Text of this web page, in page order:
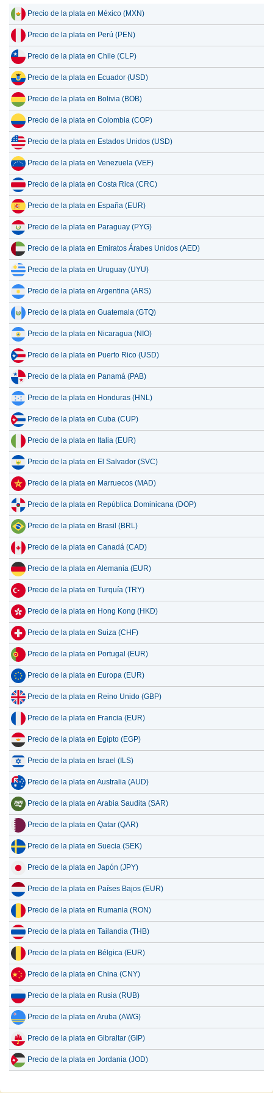
17 julio 2026 286.73
16 julio 2026 285.35
15 julio 2026 293.54
14 julio 2026 299.42
13 julio 2026 294.97
12 julio 2026 305.92
11 julio 2026 305.92
10 julio 2026 305.06
Precio de la plata en México (MXN)
Precio de la plata en Perú (PEN)
Precio de la plata en Chile (CLP)
Precio de la plata en Ecuador (USD)
Precio de la plata en Bolivia (BOB)
Precio de la plata en Colombia (COP)
Precio de la plata en Estados Unidos (USD)
Precio de la plata en Venezuela (VEF)
Precio de la plata en Costa Rica (CRC)
Precio de la plata en España (EUR)
Precio de la plata en Paraguay (PYG)
Precio de la plata en Emiratos Árabes Unidos (AED)
Precio de la plata en Uruguay (UYU)
Precio de la plata en Argentina (ARS)
Precio de la plata en Guatemala (GTQ)
Precio de la plata en Nicaragua (NIO)
Precio de la plata en Puerto Rico (USD)
Precio de la plata en Panamá (PAB)
Precio de la plata en Honduras (HNL)
Precio de la plata en Cuba (CUP)
Precio de la plata en Italia (EUR)
Precio de la plata en El Salvador (SVC)
Precio de la plata en Marruecos (MAD)
Precio de la plata en República Dominicana (DOP)
Precio de la plata en Brasil (BRL)
Precio de la plata en Canadá (CAD)
Precio de la plata en Alemania (EUR)
Precio de la plata en Turquía (TRY)
Precio de la plata en Hong Kong (HKD)
Precio de la plata en Suiza (CHF)
Precio de la plata en Portugal (EUR)
Precio de la plata en Europa (EUR)
Precio de la plata en Reino Unido (GBP)
Precio de la plata en Francia (EUR)
Precio de la plata en Egipto (EGP)
Precio de la plata en Israel (ILS)
Precio de la plata en Australia (AUD)
Precio de la plata en Arabia Saudita (SAR)
Precio de la plata en Qatar (QAR)
Precio de la plata en Suecia (SEK)
Precio de la plata en Japón (JPY)
Precio de la plata en Países Bajos (EUR)
Precio de la plata en Rumania (RON)
Precio de la plata en Tailandia (THB)
Precio de la plata en Bélgica (EUR)
Precio de la plata en China (CNY)
Precio de la plata en Rusia (RUB)
Precio de la plata en Aruba (AWG)
Precio de la plata en Gibraltar (GIP)
Precio de la plata en Jordania (JOD)